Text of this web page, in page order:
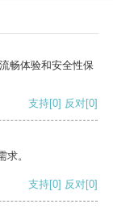
畅体验和安全性保
支持[0] 反对[0]
。
支持[0] 反对[0]